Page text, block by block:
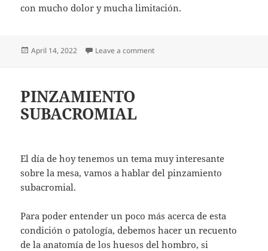
con mucho dolor y mucha limitación.
Posted
April 14, 2022 Leave a commenton ANATOMÍA DEL HOMBRO
PINZAMIENTO
SUBACROMIAL
El día de hoy tenemos un tema muy interesante
sobre la mesa, vamos a hablar del pinzamiento
subacromial.
Para poder entender un poco más acerca de esta
condición o patología, debemos hacer un recuento
de la anatomía de los huesos del hombro, si